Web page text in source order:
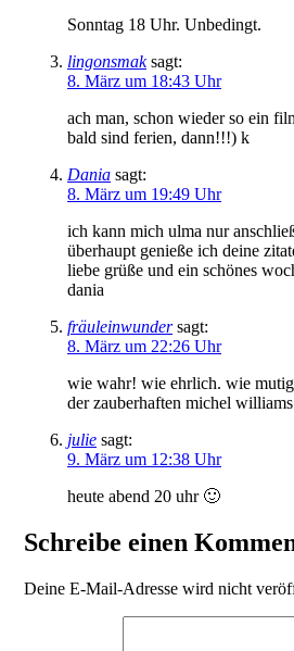
Sonntag 18 Uhr. Unbedingt.
lingonsmak sagt:
8. März um 18:43 Uhr
ach man, schon wieder so ein
bald sind ferien, dann!!!) k
Dania sagt:
8. März um 19:49 Uhr
ich kann mich ulma nur
überhaupt genieße ich deine
liebe grüße und ein schönes
dania
fräuleinwunder sagt:
8. März um 22:26 Uhr
wie wahr! wie ehrlich. wie
der zauberhaften michel
julie sagt:
9. März um 12:38 Uhr
heute abend 20 uhr 🙂
Schreibe einen
Deine E-Mail-Adresse wird nicht